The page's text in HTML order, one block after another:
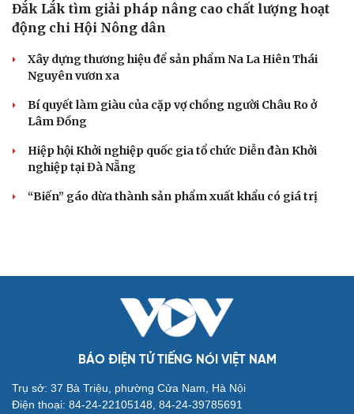
Đắk Lắk tìm giải pháp nâng cao chất lượng hoạt
động chi Hội Nông dân
Xây dựng thương hiệu để sản phẩm Na La Hiên Thái
Nguyên vươn xa
Bí quyết làm giàu của cặp vợ chồng người Châu Ro ở
Lâm Đồng
Hiệp hội Khởi nghiệp quốc gia tổ chức Diễn đàn Khởi
nghiệp tại Đà Nẵng
“Biến” gáo dừa thành sản phẩm xuất khẩu có giá trị
BÁO ĐIỆN TỬ TIẾNG NÓI VIỆT NAM
Trụ sở: 37 Bà Triệu, phường Cửa Nam, Hà Nội
Điện thoại: 84-24-22105148, 84-24-39785691